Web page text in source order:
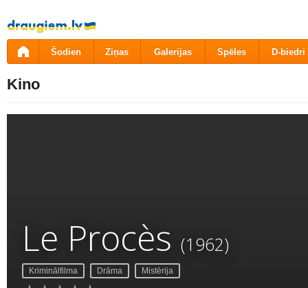
Pāriet
uz
saturu
Šodien Ziņas Galerijas Spēles D-biedri
Kino
Le Procès (1962)
Kriminālfilma Drāma Mistērija